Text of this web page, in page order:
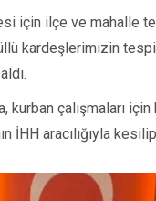
için ilçe ve
kardeşlerimizin tespit
kurban çalışmaları
İHH aracılığıyla